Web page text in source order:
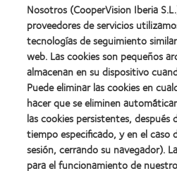
(2011)
about
2012:
Premio
Manufacturing
Leadership
100
(ML
100)
(2012)
Learn
more
about
Premio
de
la
Industria
de
la
Nosotros (CooperVision Iberia
proveedores de servicios
tecnologías de seguimiento
web. Las cookies son pequeños
almacenan en su dispositivo
Puede eliminar las cookies en
hacer que se eliminen
las cookies persistentes, después
tiempo especificado, y en el caso
sesión, cerrando su navegador).
para el funcionamiento de